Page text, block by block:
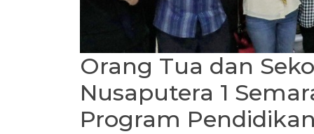
Orang Tua dan
Nusaputera 1
Program